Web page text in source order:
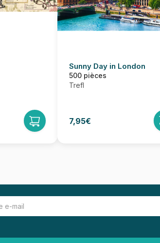
Sunny Day in London
500 pièces
Trefl
7,95€